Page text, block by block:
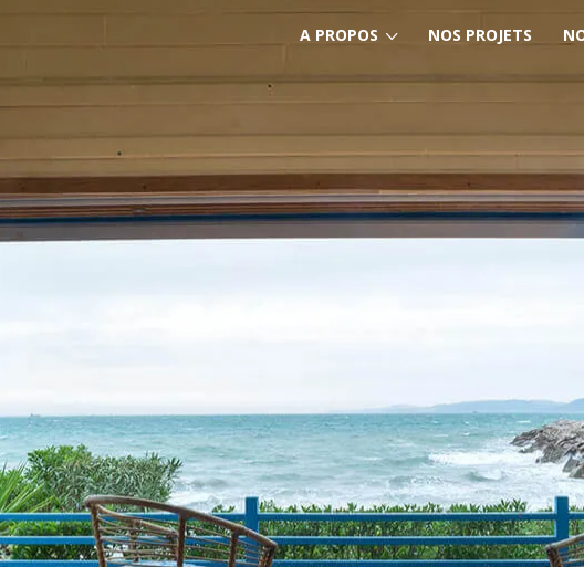
A PROPOS NOS PROJETS